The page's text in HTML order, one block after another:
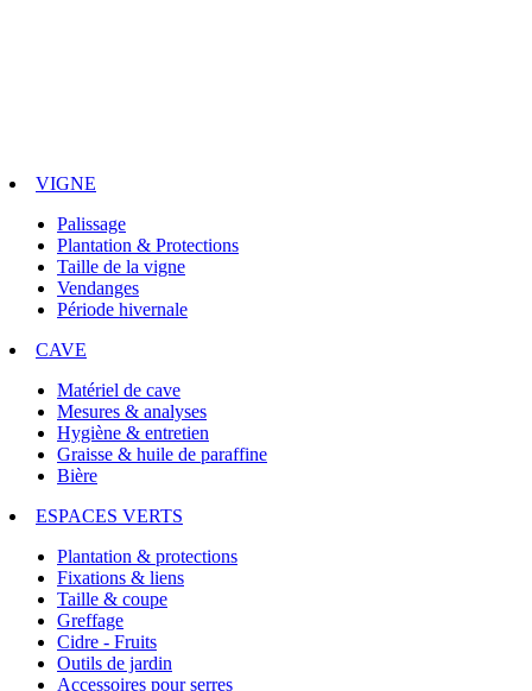
VIGNE
Palissage
Plantation & Protections
Taille de la vigne
Vendanges
Période hivernale
CAVE
Matériel de cave
Mesures & analyses
Hygiène & entretien
Graisse & huile de paraffine
Bière
ESPACES VERTS
Plantation & protections
Fixations & liens
Taille & coupe
Greffage
Cidre - Fruits
Outils de jardin
Accessoires pour serres